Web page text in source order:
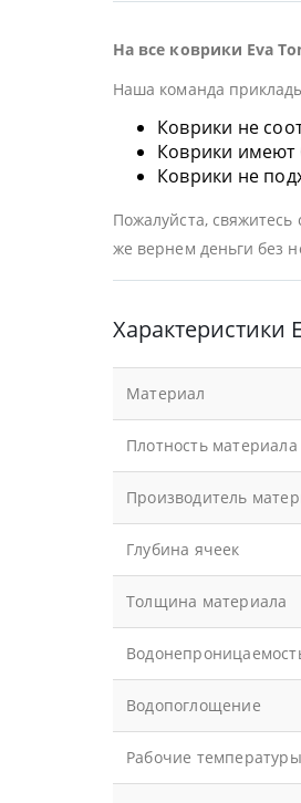
На все коврики Eva
Наша команда
Коврики не
Коврики имеют
Коврики не
Пожалуйста,
же вернем деньги без
Характеристики
Материал
Плотность материала
Производитель
Глубина ячеек
Толщина материала
Водопоглощение
Рабочие температуры